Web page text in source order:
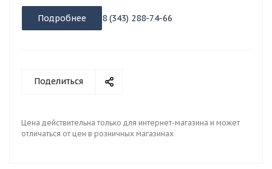
Подробнее 8 (343) 288-74-66
Поделиться
Цена действительна только для интернет-магазина и может
отличаться от цен в розничных магазинах